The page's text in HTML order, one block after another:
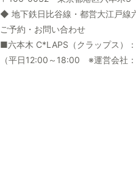
◆ 地下鉄日比谷線・都営大江戸
ご予約・お問い合わせ
■六本木 C*LAPS（クラップス）
（平日12:00～18:00 ※運営会社：